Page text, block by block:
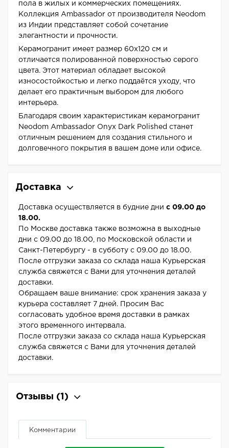
пола в жилых и коммерческих помещениях.
Коллекция Ambassador от производителя Neodom
из Индии представляет собой сочетание
элегантности и прочности.
Керамогранит имеет размер 60x120 см и
отличается полированной поверхностью серого
цвета. Этот материал обладает высокой
износостойкостью и легко поддаётся уходу, что
делает его практичным выбором для любого
интерьера.
Благодаря своим характеристикам керамогранит
Neodom Ambassador Onyx Dark Polished станет
отличным решением для создания стильного и
долговечного покрытия в вашем доме или офисе.
Доставка
Доставка осуществляется в будние дни с 09.00 до
18.00.
По Москве доставка также возможна в выходные
дни с 09.00 до 18.00, по Московской области и
Санкт-Петербургу - в субботу с 09.00 до 18.00.
После отгрузки заказа со склада наша Курьерская
служба свяжется с Вами для уточнения деталей
доставки.
Обращаем ваше внимание: срок хранения заказа у
курьера составляет 7 дней. Просим Вас
согласовать удобное время доставки в рамках
этого временного интервала.
После отгрузки заказа со склада наша Курьерская
служба свяжется с Вами для уточнения деталей
доставки.
Отзывы (1)
Комментарии